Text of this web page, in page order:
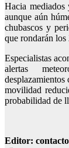
Hacia mediados
aunque aún
chubascos y
que rondarán los
Especialistas
alertas
movilidad
probabilidad de
Editor: